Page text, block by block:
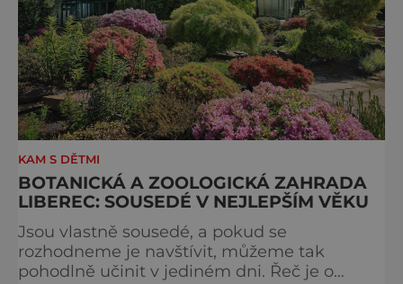
KAM S DĚTMI
BOTANICKÁ A ZOOLOGICKÁ ZAHRADA
LIBEREC: SOUSEDÉ V NEJLEPŠÍM VĚKU
Jsou vlastně sousedé, a pokud se
rozhodneme je navštívit, můžeme tak
pohodlně učinit v jediném dni. Řeč je o